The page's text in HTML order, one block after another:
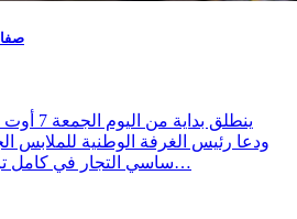
ينطلق
ودعا رئيس الغرفة الوطنية للملابس
ساسي التجار في كامل تراب الجهورية إلى الانخراط…